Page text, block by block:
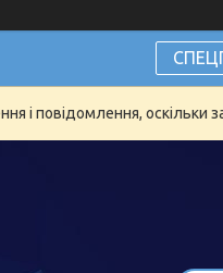
і повідомлення, оскільки